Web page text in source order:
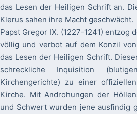
das Lesen der Heiligen Schrift an.
Klerus sahen ihre Macht geschwächt.
Papst Gregor IX. (1227-1241) entzog
völlig und verbot auf dem Konzil
das Lesen der Heiligen Schrift.
schreckliche Inquisition
Kirchengerichte) zu einer
Kirche. Mit Androhungen der
und Schwert wurden jene ausfindig